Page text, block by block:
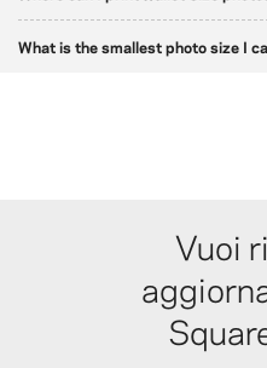
What is the smallest photo size I
Vuoi